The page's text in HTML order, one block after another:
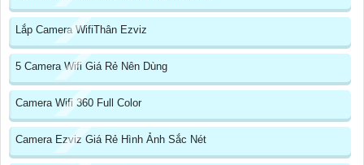
Lắp Camera WifiThân Ezviz
5 Camera Wifi Giá Rẻ Nên Dùng
Camera Wifi 360 Full Color
Camera Ezviz Giá Rẻ Hình Ảnh Sắc Nét